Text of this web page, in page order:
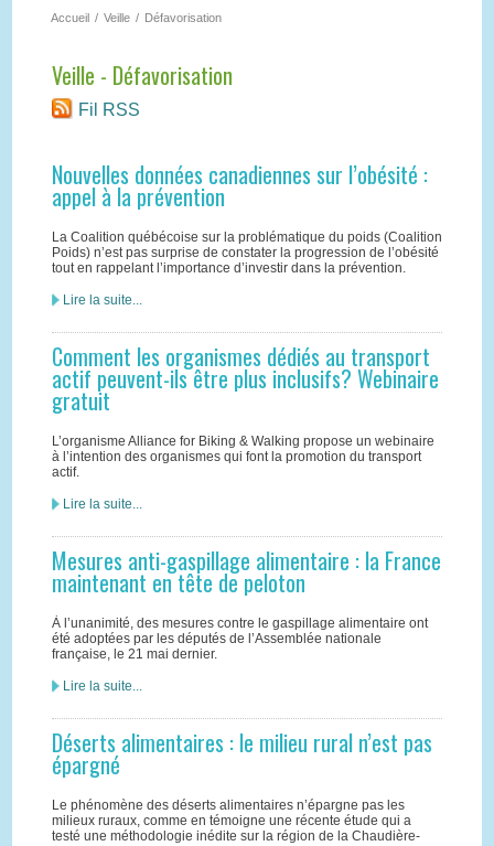
Accueil / Veille / Défavorisation
Veille - Défavorisation
Fil RSS
Nouvelles données canadiennes sur l’obésité :
appel à la prévention
La Coalition québécoise sur la problématique du poids (Coalition
Poids) n’est pas surprise de constater la progression de l’obésité
tout en rappelant l’importance d’investir dans la prévention.
Lire la suite...
Comment les organismes dédiés au transport
actif peuvent-ils être plus inclusifs? Webinaire
gratuit
L’organisme Alliance for Biking & Walking propose un webinaire
à l’intention des organismes qui font la promotion du transport
actif.
Lire la suite...
Mesures anti-gaspillage alimentaire : la France
maintenant en tête de peloton
À l’unanimité, des mesures contre le gaspillage alimentaire ont
été adoptées par les députés de l’Assemblée nationale
française, le 21 mai dernier.
Lire la suite...
Déserts alimentaires : le milieu rural n’est pas
épargné
Le phénomène des déserts alimentaires n’épargne pas les
milieux ruraux, comme en témoigne une récente étude qui a
testé une méthodologie inédite sur la région de la Chaudière-